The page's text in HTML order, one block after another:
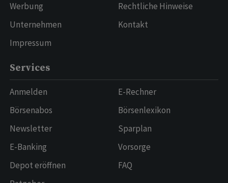
Werbung
Unternehmen
Impressum
Rechtliche Hinweise
Kontakt
Services
Anmelden
Börsenabos
Newsletter
E-Banking
Depot eröffnen
E-Rechner
Börsenlexikon
Sparplan
Vorsorge
FAQ